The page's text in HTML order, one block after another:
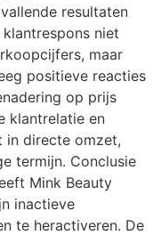
resultaten
niet
maar
positieve reacties
op prijs
klantrelatie en
in directe omzet,
termijn. Conclusie
Mink Beauty
inactieve
te heractiveren. De